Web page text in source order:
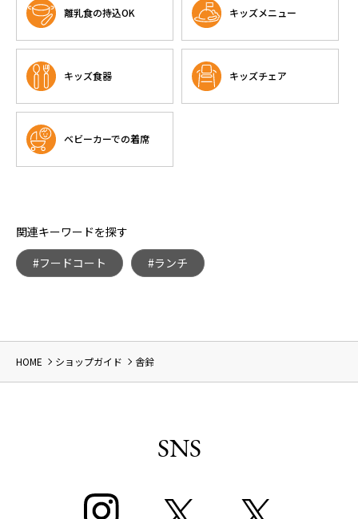
離乳食の持込OK キッズメニュー
キッズ食器 キッズチェア
ベビーカーでの着席
関連キーワードを探す
#フードコート
#ランチ
HOME ショップガイド 舎鈴
SNS